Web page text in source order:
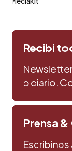
Recibi
o diario.
Prensa
Escribinos